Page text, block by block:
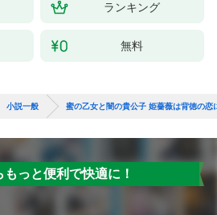
ランキング
無料
小説一般 蜜の乙女と闇の貴公子 姫薔薇は背徳の恋
もっと便利で快適に！